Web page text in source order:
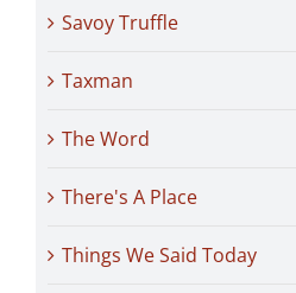
Savoy Truffle
Taxman
The Word
There's A Place
Things We Said Today